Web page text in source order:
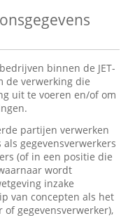
binnen de JET-
de verwerking die
uit te voeren en/of om
partijen verwerken
gegevensverwerkers
(of in een positie die
wordt
inzake
van concepten als het
gegevensverwerker),